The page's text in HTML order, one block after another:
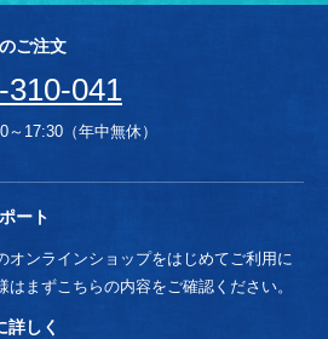
ご注文
310-041
～17:30（年中無休）
ート
オンラインショップをはじめてご利用に
はまずこちらの内容をご確認ください。
詳しく